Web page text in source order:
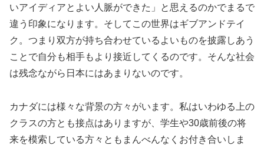
いアイディアとよい人脈ができた」と思えるのかでまるで
違う印象になります。そしてこの世界はギブアンドテイ
ク。つまり双方が持ち合わせているよいものを披露しあう
ことで自分も相手もより接近してくるのです。そんな社会
は残念ながら日本にはあまりないのです。
カナダには様々な背景の方々がいます。私はいわゆる上の
クラスの方とも接点はありますが、学生や30歳前後の将
来を模索している方々ともまんべんなくお付き合いしま